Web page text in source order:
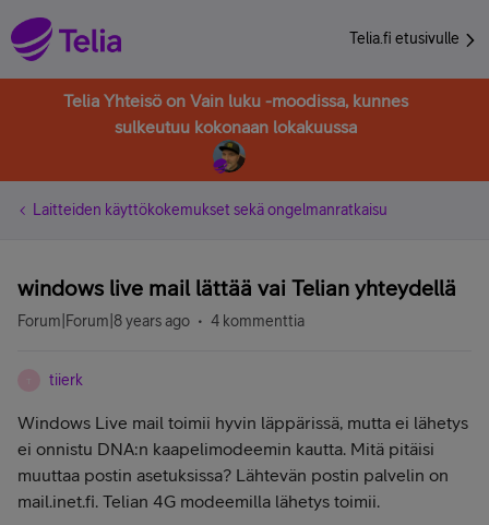
Telia.fi etusivulle
Telia Yhteisö on Vain luku -moodissa, kunnes
sulkeutuu kokonaan lokakuussa
Laitteiden käyttökokemukset sekä ongelmanratkaisu
windows live mail lättää vai Telian yhteydellä
Forum|Forum|8 years ago 4 kommenttia
tiierk
Windows Live mail toimii hyvin läppärissä, mutta ei lähetys
ei onnistu DNA:n kaapelimodeemin kautta. Mitä pitäisi
muuttaa postin asetuksissa? Lähtevän postin palvelin on
mail.inet.fi. Telian 4G modeemilla lähetys toimii.